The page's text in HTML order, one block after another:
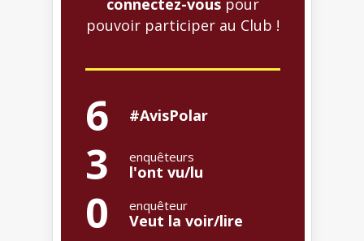
pouvoir participer au Club !
6 #AvisPolar
3 enquêteurs
l'ont vu/lu
0 enquêteur
Veut la voir/lire